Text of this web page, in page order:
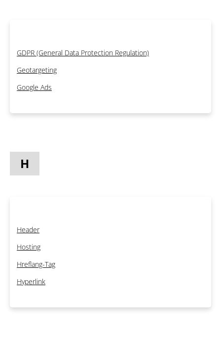
GDPR (General Data Protection Regulation)
Geotargeting
Google Ads
H
Header
Hosting
Hreflang-Tag
Hyperlink